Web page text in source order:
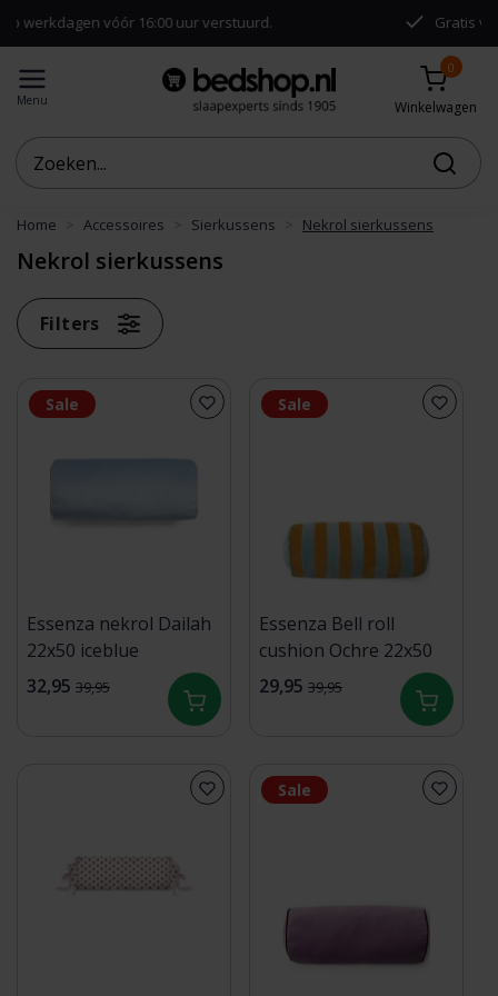
vóór 16:00 uur verstuurd. Gratis verzending
Menu
0
Winkelwagen
Home Accessoires Sierkussens Nekrol sierkussens
Nekrol sierkussens
Filters
Sale
Essenza nekrol Dailah
22x50 iceblue
32,95 39,95
Sale
Essenza Bell roll
cushion Ochre 22x50
29,95 39,95
Sale